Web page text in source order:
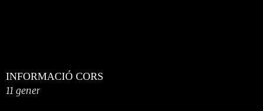
INFORMACIÓ CORS
11 gener